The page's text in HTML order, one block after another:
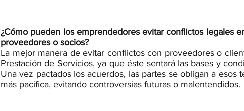
¿Cómo pueden los emprendedores evitar conflictos legales
proveedores o socios?
La mejor manera de evitar conflictos con proveedores o
Prestación de Servicios, ya que éste sentará las bases y
Una vez pactados los acuerdos, las partes se obligan a esos
más pacífica, evitando controversias futuras o malentendidos.